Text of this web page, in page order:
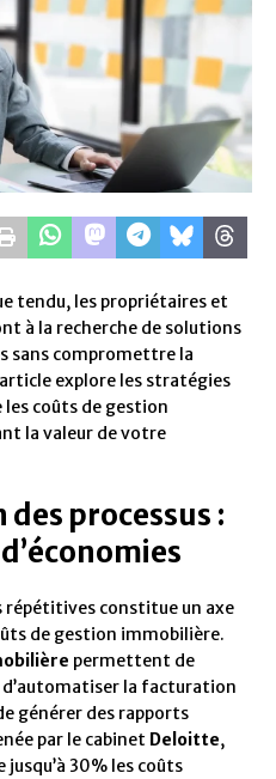
tendu, les propriétaires et
à la recherche de solutions
sans compromettre la
explore les stratégies
les coûts de gestion
la valeur de votre
processus :
répétitives constitue un axe
de gestion immobilière.
permettent de
la facturation
générer des rapports
par le cabinet Deloitte,
30% les coûts